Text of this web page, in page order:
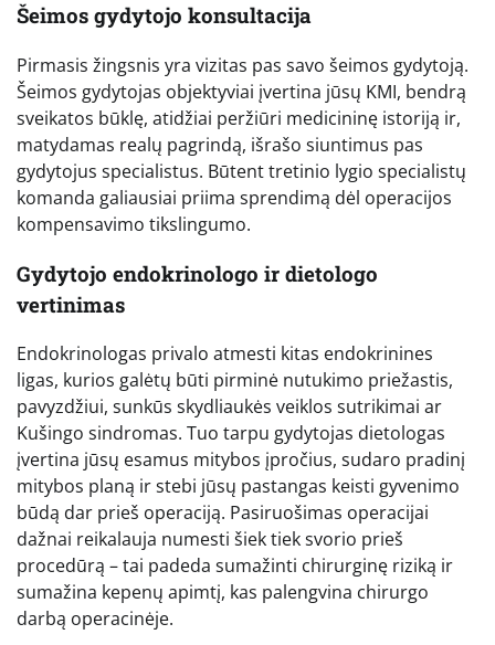
Šeimos gydytojo konsultacija
Pirmasis žingsnis yra vizitas pas savo šeimos gydytoją.
Šeimos gydytojas objektyviai įvertina jūsų KMI, bendrą
sveikatos būklę, atidžiai peržiūri medicininę istoriją ir,
matydamas realų pagrindą, išrašo siuntimus pas
gydytojus specialistus. Būtent tretinio lygio specialistų
komanda galiausiai priima sprendimą dėl operacijos
kompensavimo tikslingumo.
Gydytojo endokrinologo ir dietologo
vertinimas
Endokrinologas privalo atmesti kitas endokrinines
ligas, kurios galėtų būti pirminė nutukimo priežastis,
pavyzdžiui, sunkūs skydliaukės veiklos sutrikimai ar
Kušingo sindromas. Tuo tarpu gydytojas dietologas
įvertina jūsų esamus mitybos įpročius, sudaro pradinį
mitybos planą ir stebi jūsų pastangas keisti gyvenimo
būdą dar prieš operaciją. Pasiruošimas operacijai
dažnai reikalauja numesti šiek tiek svorio prieš
procedūrą – tai padeda sumažinti chirurginę riziką ir
sumažina kepenų apimtį, kas palengvina chirurgo
darbą operacinėje.